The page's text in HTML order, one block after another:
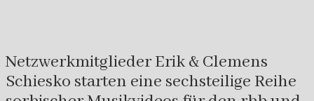
Netzwerkmitglieder Erik & Clemens
Schiesko starten eine sechsteilige Reihe